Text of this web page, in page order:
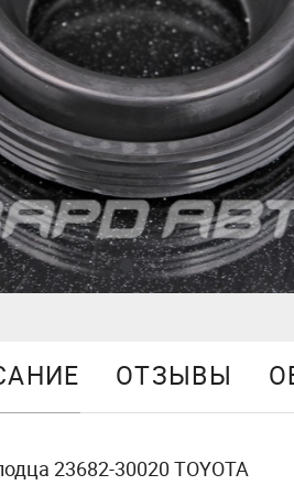
ОТЗЫВЫ
23682-30020 TOYOTA